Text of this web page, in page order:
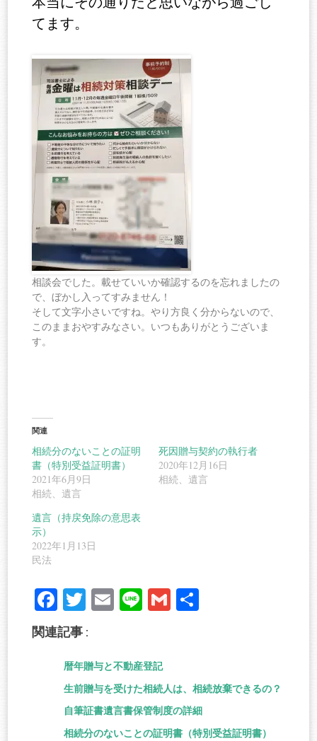
てます。
相談会でした。載せていいか確認するのを忘れましたの
で、ぼかし入ってすみません！
そして文字小さいですね。やり方良く分からないので、
このままおやすみなさい。いつもありがとうございま
す。
関連
相続分のないことの証明
書（特別受益証明書）
2021年6月9日
相続、遺言
死因贈与契約の執行者
2020年12月16日
相続、遺言
遺言（持戻免除の意思表
示）
2022年1月13日
民法
Fa
ce
bo
ok
T
wi
tte
r
E Li G
関連記事 :
暦年贈与と不動産登記
生前贈与を受けた相続人は、相続放棄できるの？
自筆証書遺言書保管制度の詳細
相続分のないことの証明書（特別受益証明書）